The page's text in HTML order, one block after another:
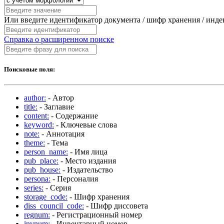
Или введите идентификатор документа / шифр хранения /
Справка о расширенном поиске
Поисковые поля:
author: - Автор
title: - Заглавие
content: - Содержание
keyword: - Ключевые слова
note: - Аннотация
theme: - Тема
person_name: - Имя лица
pub_place: - Место издания
pub_house: - Издательство
persona: - Персоналия
series: - Серия
storage_code: - Шифр хранения
diss_council_code: - Шифр диссовета
regnum: - Регистрационный номер